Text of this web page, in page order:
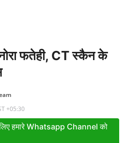
फतेही, CT स्कैन के
+05:30
हमारे Whatsapp Channel को